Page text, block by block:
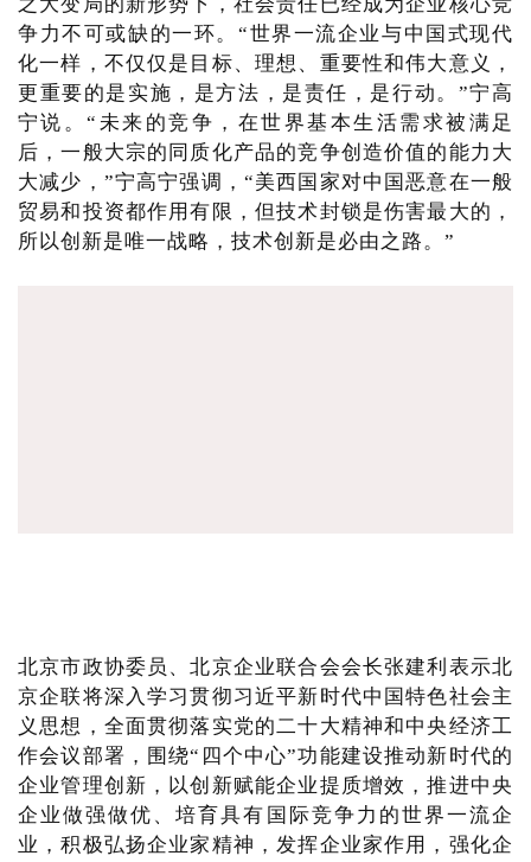
争力不可或缺的一环。“世界一流企业与中国式现代
化一样，不仅仅是目标、理想、重要性和伟大意义，
更重要的是实施，是方法，是责任，是行动。”宁高
宁说。“未来的竞争，在世界基本生活需求被满足
后，一般大宗的同质化产品的竞争创造价值的能力大
大减少，”宁高宁强调，“美西国家对中国恶意在一般
贸易和投资都作用有限，但技术封锁是伤害最大的，
所以创新是唯一战略，技术创新是必由之路。”
北京市政协委员、北京企业联合会会长张建利表示北
京企联将深入学习贯彻习近平新时代中国特色社会主
义思想，全面贯彻落实党的二十大精神和中央经济工
作会议部署，围绕“四个中心”功能建设推动新时代的
企业管理创新，以创新赋能企业提质增效，推进中央
企业做强做优、培育具有国际竞争力的世界一流企
业，积极弘扬企业家精神，发挥企业家作用，强化企